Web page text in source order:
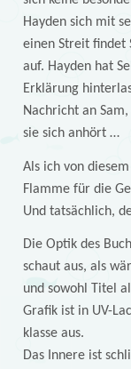
Hayden sich mit
einen Streit findet
auf. Hayden hat
Erklärung
Nachricht an
sie sich anhört …
Als ich von
Flamme für die
Und tatsächlich,
Die Optik des
schaut aus, als
und sowohl Titel
Grafik ist in UV-
klasse aus.
Das Innere ist